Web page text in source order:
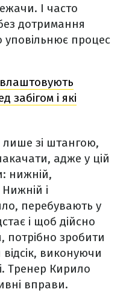
І часто
дотримання
уповільнює процес
забігом і які
зі штангою,
адже у цій
нижній,
і
перебувають у
і щоб дійсно
потрібно зробити
виконуючи
Тренер Кирило
вправи.